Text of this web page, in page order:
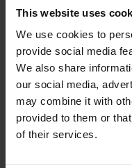
This website uses
We use cookies to
provide social media
We also share
our social media,
may combine it with
provided to them or
of their services.
Marque la casilla
privacidad. Se le